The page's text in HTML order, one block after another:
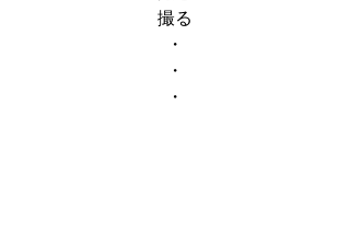
撮る
・
・
・